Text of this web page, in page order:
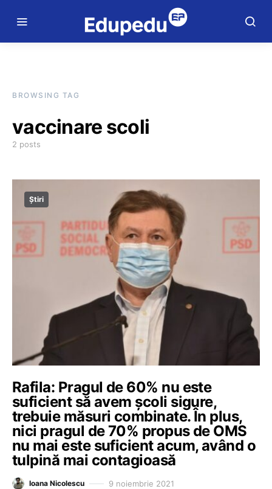
BROWSING TAG
vaccinare scoli
2 posts
Știri
Rafila: Pragul de 60% nu este
suficient să avem școli sigure,
trebuie măsuri combinate. În plus,
nici pragul de 70% propus de OMS
nu mai este suficient acum, având o
tulpină mai contagioasă
Ioana Nicolescu 9 noiembrie 2021